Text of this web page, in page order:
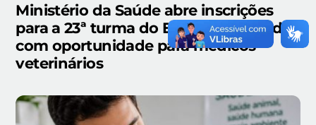
Ministério da Saúde abre inscrições
para a 23ª turma do EpiSUS Avançado
com oportunidade para médicos-
veterinários